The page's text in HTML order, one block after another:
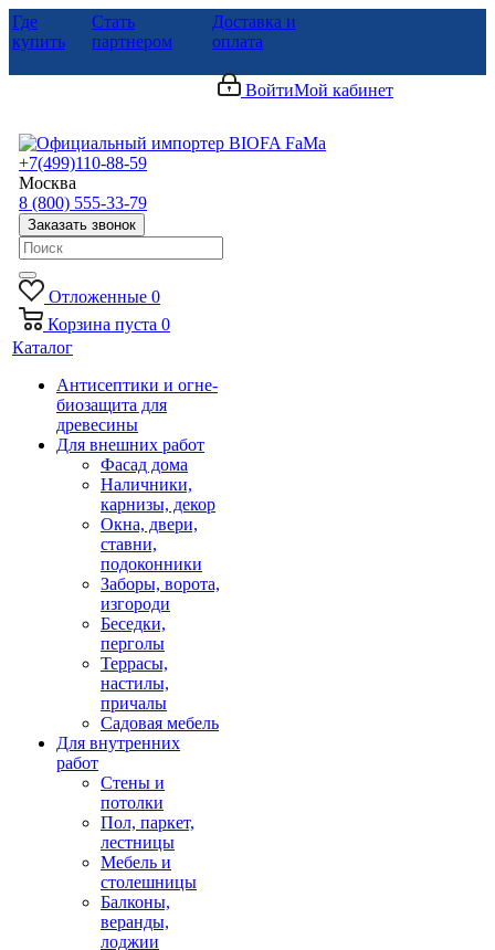
Где
купить
Стать
партнером
Доставка и
оплата
ВойтиМой кабинет
+7(499)110-88-59
Москва
8 (800) 555-33-79
Заказать звонок
Отложенные 0
Корзина пуста 0
Каталог
Антисептики и огне-
биозащита для
древесины
Для внешних работ
Фасад дома
Наличники,
карнизы, декор
Окна, двери,
ставни,
подоконники
Заборы, ворота,
изгороди
Беседки,
перголы
Террасы,
настилы,
причалы
Садовая мебель
Для внутренних
работ
Стены и
потолки
Пол, паркет,
лестницы
Мебель и
столешницы
Балконы,
веранды,
лоджии